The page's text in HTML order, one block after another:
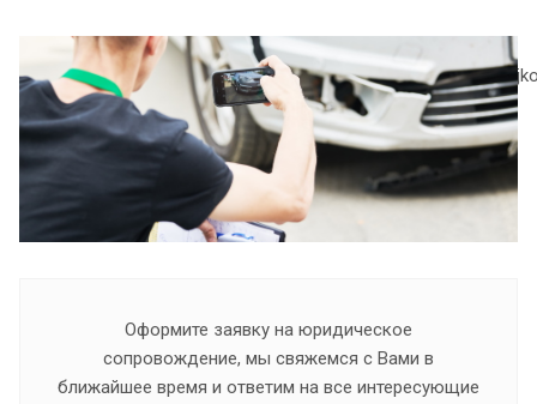
https://ocenka-
m.com/upload/medialibrary/798/
Оформите заявку на юридическое
сопровождение, мы свяжемся с Вами в
ближайшее время и ответим на все интересующие